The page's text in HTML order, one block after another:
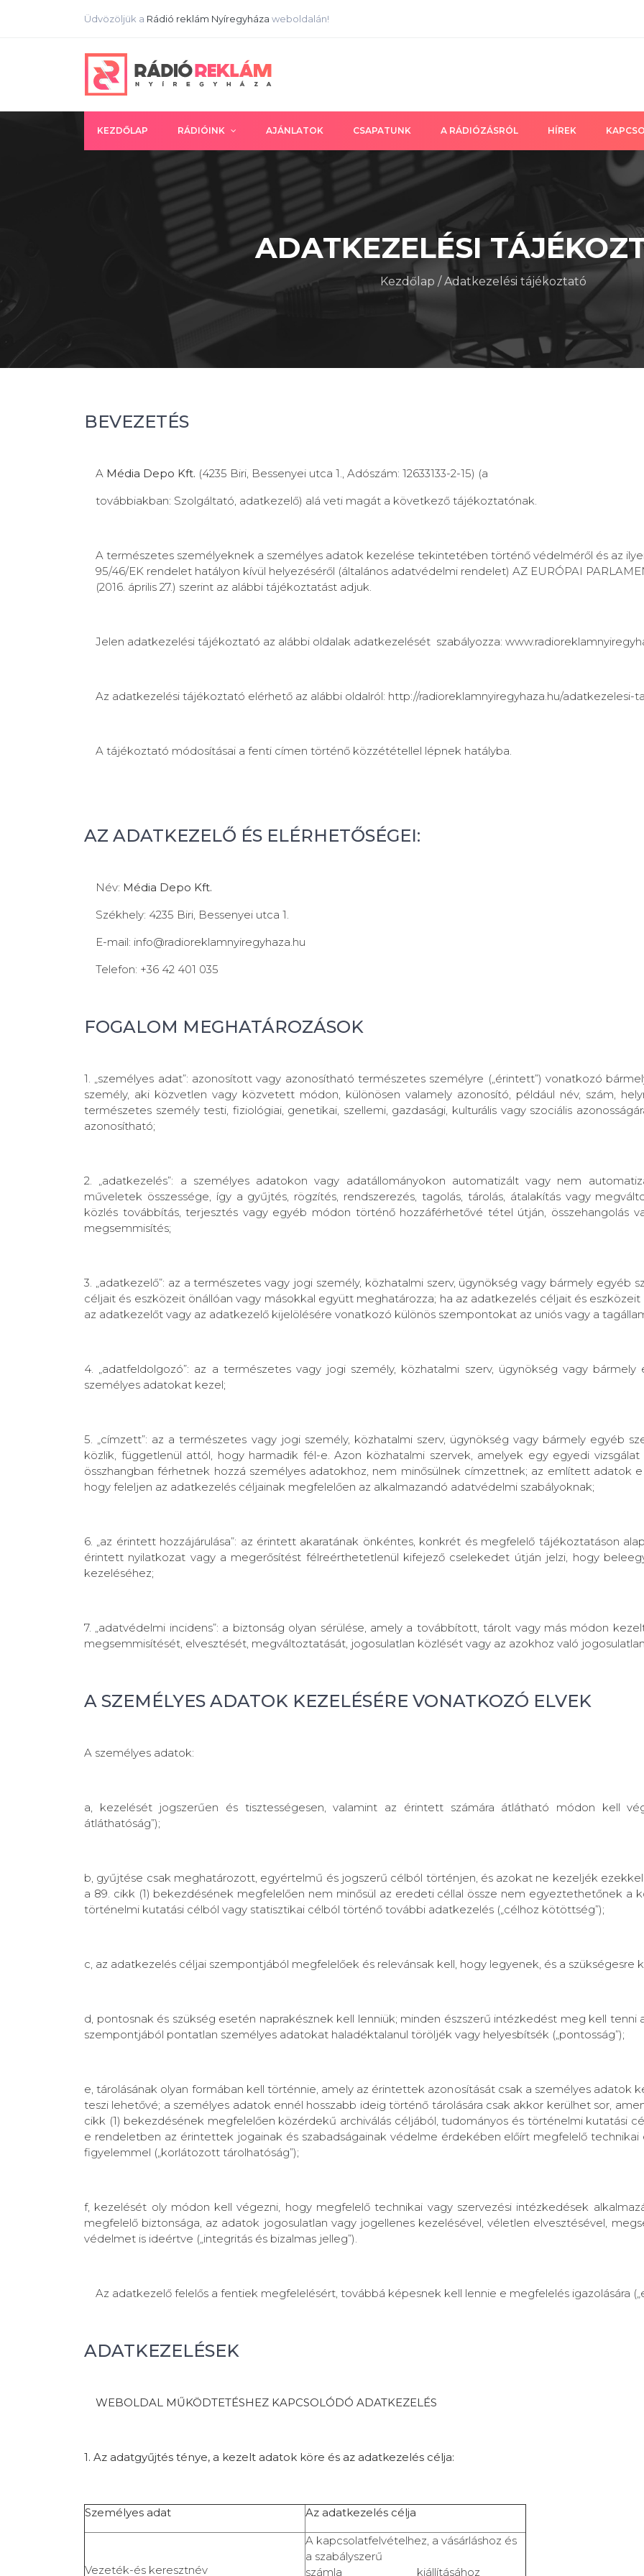
Üdvözöljük a Rádió reklám Nyíregyháza weboldalán!
KEZDŐLAP RÁDIÓINK AJÁNLATOK CSAPATUNK A RÁDIÓZÁSRÓL HÍREK
ADATKEZELÉSI
Kezdőlap /Adatkezelési tájékoztató
BEVEZETÉS
A Média Depo Kft. (4235 Biri, Bessenyei utca 1., Adószám: 12633133-2-15) (a
továbbiakban: Szolgáltató, adatkezelő) alá veti magát a következő tájékoztatónak.
A természetes személyeknek a személyes adatok kezelése tekintetében történő védelméről és az
95/46/EK rendelet hatályon kívül helyezéséről (általános adatvédelmi rendelet) AZ EURÓPAI
(2016. április 27.) szerint az alábbi tájékoztatást adjuk.
Jelen adatkezelési tájékoztató az alábbi oldalak adatkezelését szabályozza:
Az adatkezelési tájékoztató elérhető az alábbi oldalról: http://radioreklamnyiregyhaza.hu/adatkezelesi-
A tájékoztató módosításai a fenti címen történő közzététellel lépnek hatályba.
AZ ADATKEZELŐ ÉS ELÉRHETŐSÉGEI:
Név: Média Depo Kft.
Székhely: 4235 Biri, Bessenyei utca 1.
E-mail: info@radioreklamnyiregyhaza.hu
Telefon: +36 42 401 035
FOGALOM MEGHATÁROZÁSOK
1. „személyes adat”: azonosított vagy azonosítható természetes személyre („érintett”) vonatkozó
személy, aki közvetlen vagy közvetett módon, különösen valamely azonosító, például név, szám,
természetes személy testi, fiziológiai, genetikai, szellemi, gazdasági, kulturális vagy szociális
azonosítható;
2. „adatkezelés”: a személyes adatokon vagy adatállományokon automatizált vagy nem
műveletek összessége, így a gyűjtés, rögzítés, rendszerezés, tagolás, tárolás, átalakítás vagy
közlés továbbítás, terjesztés vagy egyéb módon történő hozzáférhetővé tétel útján, összehangolás
megsemmisítés;
3. „adatkezelő”: az a természetes vagy jogi személy, közhatalmi szerv, ügynökség vagy bármely egyéb
céljait és eszközeit önállóan vagy másokkal együtt meghatározza; ha az adatkezelés céljait és
az adatkezelőt vagy az adatkezelő kijelölésére vonatkozó különös szempontokat az uniós vagy a
4. „adatfeldolgozó”: az a természetes vagy jogi személy, közhatalmi szerv, ügynökség vagy
személyes adatokat kezel;
5. „címzett”: az a természetes vagy jogi személy, közhatalmi szerv, ügynökség vagy bármely egyéb
közlik, függetlenül attól, hogy harmadik fél-e. Azon közhatalmi szervek, amelyek egy egyedi
összhangban férhetnek hozzá személyes adatokhoz, nem minősülnek címzettnek; az említett adatok
hogy feleljen az adatkezelés céljainak megfelelően az alkalmazandó adatvédelmi szabályoknak;
6. „az érintett hozzájárulása”: az érintett akaratának önkéntes, konkrét és megfelelő tájékoztatáson
érintett nyilatkozat vagy a megerősítést félreérthetetlenül kifejező cselekedet útján jelzi, hogy
kezeléséhez;
7. „adatvédelmi incidens”: a biztonság olyan sérülése, amely a továbbított, tárolt vagy más módon
megsemmisítését, elvesztését, megváltoztatását, jogosulatlan közlését vagy az azokhoz való
A SZEMÉLYES ADATOK KEZELÉSÉRE VONATKOZÓ ELVEK
A személyes adatok:
a, kezelését jogszerűen és tisztességesen, valamint az érintett számára átlátható módon kell
átláthatóság”);
b, gyűjtése csak meghatározott, egyértelmű és jogszerű célból történjen, és azokat ne kezeljék
a 89. cikk (1) bekezdésének megfelelően nem minősül az eredeti céllal össze nem egyeztethetőnek a
történelmi kutatási célból vagy statisztikai célból történő további adatkezelés („célhoz kötöttség”);
c, az adatkezelés céljai szempontjából megfelelőek és relevánsak kell, hogy legyenek, és a szükségesre
d, pontosnak és szükség esetén naprakésznek kell lenniük; minden észszerű intézkedést meg kell
szempontjából pontatlan személyes adatokat haladéktalanul töröljék vagy helyesbítsék („pontosság”);
e, tárolásának olyan formában kell történnie, amely az érintettek azonosítását csak a személyes adatok
teszi lehetővé; a személyes adatok ennél hosszabb ideig történő tárolására csak akkor kerülhet sor,
cikk (1) bekezdésének megfelelően közérdekű archiválás céljából, tudományos és történelmi kutatási
e rendeletben az érintettek jogainak és szabadságainak védelme érdekében előírt megfelelő technikai
figyelemmel („korlátozott tárolhatóság”);
f, kezelését oly módon kell végezni, hogy megfelelő technikai vagy szervezési intézkedések
megfelelő biztonsága, az adatok jogosulatlan vagy jogellenes kezelésével, véletlen elvesztésével,
védelmet is ideértve („integritás és bizalmas jelleg”).
Az adatkezelő felelős a fentiek megfelelésért, továbbá képesnek kell lennie e megfelelés igazolására
ADATKEZELÉSEK
WEBOLDAL MŰKÖDTETÉSHEZ KAPCSOLÓDÓ ADATKEZELÉS
1. Az adatgyűjtés ténye, a kezelt adatok köre és az adatkezelés célja:
Személyes adat Az adatkezelés célja
Vezeték-és keresztnév
A kapcsolatfelvételhez, a vásárláshoz és
a szabályszerű
számla kiállításához